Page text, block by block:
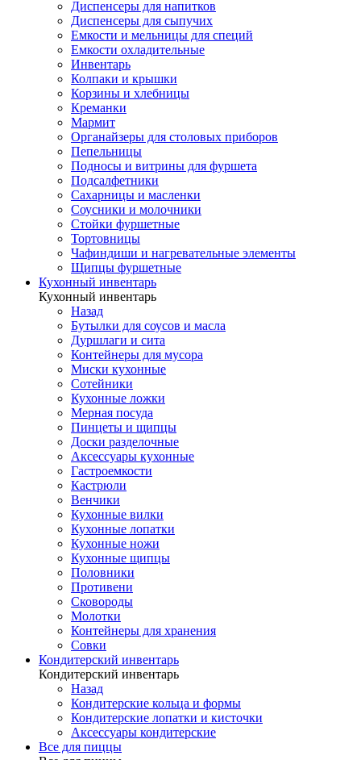
Диспенсеры для напитков
Диспенсеры для сыпучих
Емкости и мельницы для специй
Емкости охладительные
Инвентарь
Колпаки и крышки
Корзины и хлебницы
Креманки
Мармит
Органайзеры для столовых приборов
Пепельницы
Подносы и витрины для фуршета
Подсалфетники
Сахарницы и масленки
Соусники и молочники
Стойки фуршетные
Тортовницы
Чафиндиши и нагревательные элементы
Щипцы фуршетные
Кухонный инвентарь
Кухонный инвентарь
Назад
Бутылки для соусов и масла
Дуршлаги и сита
Контейнеры для мусора
Миски кухонные
Сотейники
Кухонные ложки
Мерная посуда
Пинцеты и щипцы
Доски разделочные
Аксессуары кухонные
Гастроемкости
Кастрюли
Венчики
Кухонные вилки
Кухонные лопатки
Кухонные ножи
Кухонные щипцы
Половники
Противени
Сковороды
Молотки
Контейнеры для хранения
Совки
Кондитерский инвентарь
Кондитерский инвентарь
Назад
Кондитерские кольца и формы
Кондитерские лопатки и кисточки
Аксессуары кондитерские
Все для пиццы